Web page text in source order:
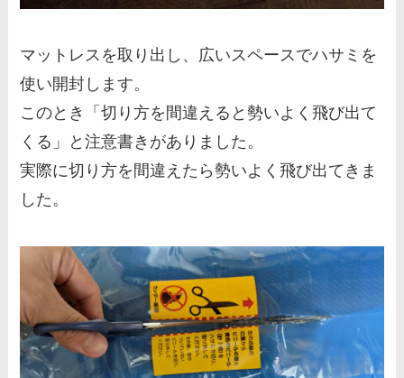
マットレスを取り出し、広いスペースでハサミを
使い開封します。
このとき「切り方を間違えると勢いよく飛び出て
くる」と注意書きがありました。
実際に切り方を間違えたら勢いよく飛び出てきま
した。